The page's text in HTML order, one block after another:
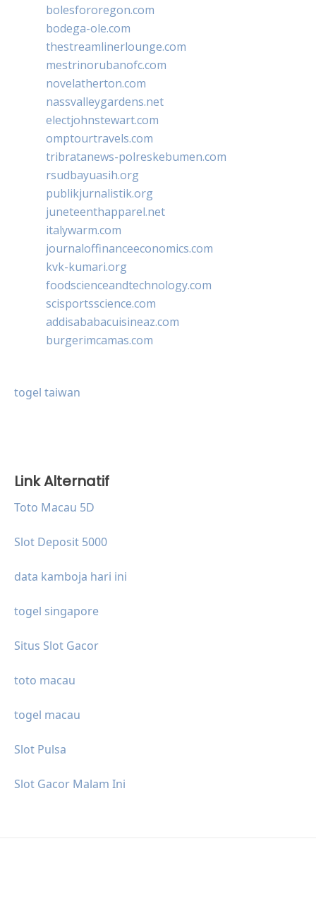
bolesfororegon.com
bodega-ole.com
thestreamlinerlounge.com
mestrinorubanofc.com
novelatherton.com
nassvalleygardens.net
electjohnstewart.com
omptourtravels.com
tribratanews-polreskebumen.com
rsudbayuasih.org
publikjurnalistik.org
juneteenthapparel.net
italywarm.com
journaloffinanceeconomics.com
kvk-kumari.org
foodscienceandtechnology.com
scisportsscience.com
addisababacuisineaz.com
burgerimcamas.com
togel taiwan
Link Alternatif
Toto Macau 5D
Slot Deposit 5000
data kamboja hari ini
togel singapore
Situs Slot Gacor
toto macau
togel macau
Slot Pulsa
Slot Gacor Malam Ini